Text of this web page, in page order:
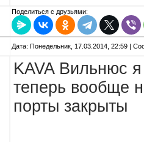
Поделиться с друзьями:
Дата: Понедельник, 17.03.2014, 22:59 |
KAVA Вильнюс
теперь вообще
порты закрыты